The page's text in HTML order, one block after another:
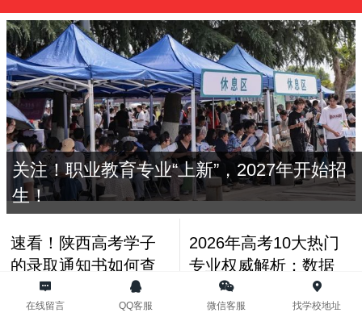
关注！职业教育专业“上新”，2027年开始招
生！
速看！陕西高考学子
的录取通知书如何查
询？
2026年高考10大热门
专业权威解析：数据
背后的“新风口”与“黄
金赛道”
陕西省2026年高考志 高考604分就读高职！
在线留言 QQ客服 微信客服 找学校地址